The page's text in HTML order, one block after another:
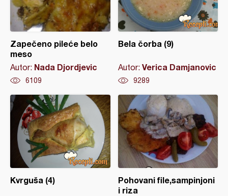
Zapečeno pileće belo
meso
Autor: Nada Djordjevic
6109
Bela čorba (9)
Autor: Verica Damjanovic
9289
Kvrguša (4)
Pohovani file,sampinjoni
i riza